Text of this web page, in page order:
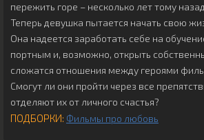
пережить горе – несколько лет тому
Теперь девушка пытается начать свою
Она надеется заработать себе на
портным и, возможно, открыть
сложатся отношения между героями
Смогут ли они пройти через все
отделяют их от личного счастья?
ПОДБОРКИ: Фильмы про любовь